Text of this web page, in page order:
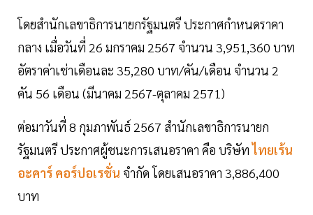
โดยสำนักเลขาธิการนายกรัฐมนตรี ประกาศกำหนดราคา
กลาง เมื่อวันที่ 26 มกราคม 2567 จำนวน 3,951,360 บาท
อัตราค่าเช่าเดือนละ 35,280 บาท/คัน/เดือน จำนวน 2
คัน 56 เดือน (มีนาคม 2567-ตุลาคม 2571)
ต่อมาวันที่ 8 กุมภาพันธ์ 2567 สำนักเลขาธิการนายก
รัฐมนตรี ประกาศผู้ชนะการเสนอราคา คือ บริษัทไทยเร้น
อะคาร์ คอร์ปอเรชั่น จำกัด โดยเสนอราคา 3,886,400
บาท